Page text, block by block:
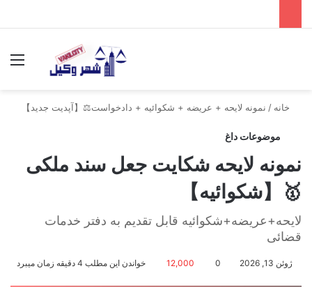
خانه / نمونه لایحه + عریضه + شکوائیه + دادخواست⚖️【آپدیت جدید】
موضوعات داغ
نمونه لایحه شکایت جعل سند ملکی
🥇【شکوائیه】
لایحه+عریضه+شکوائیه قابل تقدیم به دفتر خدمات
قضائی
ژوئن 13, 2026 0
12,000 خواندن این مطلب 4 دقیقه زمان میبرد